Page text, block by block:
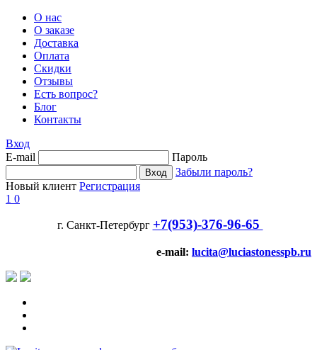
О нас
О заказе
Доставка
Оплата
Скидки
Отзывы
Есть вопрос?
Блог
Контакты
Вход
E-mail
Пароль
Забыли пароль?
Новый клиент Регистрация
1 0
г. Санкт-Петербург +7(953)-376-96-65
e-mail: lucita@luciastonesspb.ru